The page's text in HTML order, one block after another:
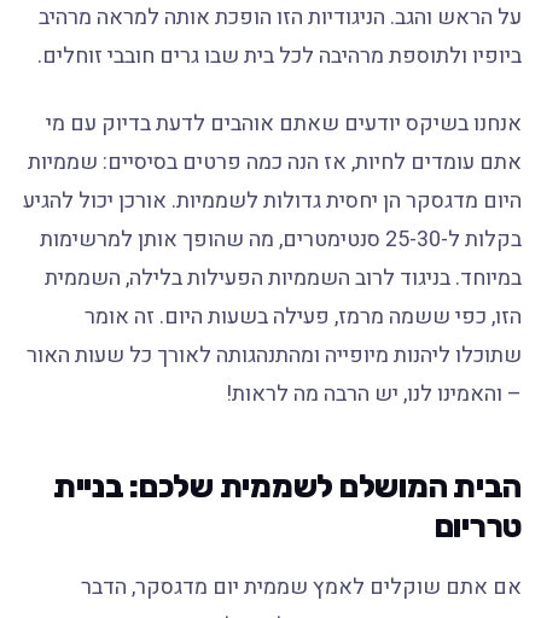
על הראש והגב. הניגודיות הזו הופכת אותה למראה מרהיב
ביופיו ולתוספת מרהיבה לכל בית שבו גרים חובבי זוחלים.
אנחנו בשיקס יודעים שאתם אוהבים לדעת בדיוק עם מי
אתם עומדים לחיות, אז הנה כמה פרטים בסיסיים: שממיות
היום מדגסקר הן יחסית גדולות לשממיות. אורכן יכול להגיע
בקלות ל-25-30 סנטימטרים, מה שהופך אותן למרשימות
במיוחד. בניגוד לרוב השממיות הפעילות בלילה, השממית
הזו, כפי ששמה מרמז, פעילה בשעות היום. זה אומר
שתוכלו ליהנות מיופייה ומהתנהגותה לאורך כל שעות האור
– והאמינו לנו, יש הרבה מה לראות!
הבית המושלם לשממית שלכם: בניית
טרריום
אם אתם שוקלים לאמץ שממית יום מדגסקר, הדבר